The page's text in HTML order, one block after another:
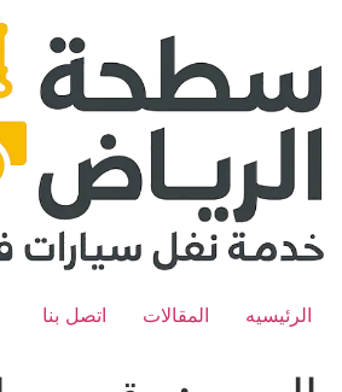
content
الرئيسيه المقالات اتصل بنا